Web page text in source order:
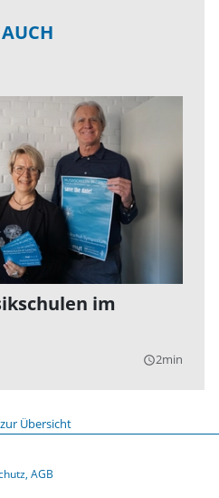
im
query_builder2min
Übersicht
AGB